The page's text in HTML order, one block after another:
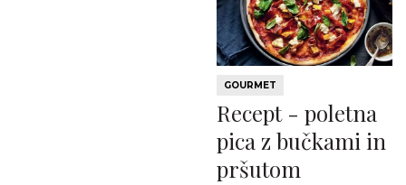
GOURMET
Recept - poletna
pica z bučkami in
pršutom